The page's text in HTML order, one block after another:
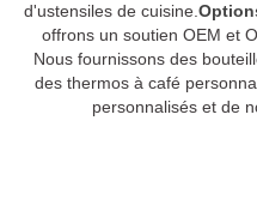
d'ustensiles de cuisine.
offrons un soutien OEM et
Nous fournissons des
des thermos à café
personnalisés et de